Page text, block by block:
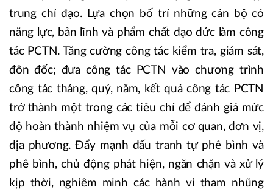
trung chỉ đạo. Lựa chọn bố trí những cán bộ có
năng lực, bản lĩnh và phẩm chất đạo đức làm công
tác PCTN. Tăng cường công tác kiểm tra, giám sát,
đôn đốc; đưa công tác PCTN vào chương trình
công tác tháng, quý, năm, kết quả công tác PCTN
trở thành một trong các tiêu chí để đánh giá mức
độ hoàn thành nhiệm vụ của mỗi cơ quan, đơn vị,
địa phương. Đẩy mạnh đấu tranh tự phê bình và
phê bình, chủ động phát hiện, ngăn chặn và xử lý
kịp thời, nghiêm minh các hành vi tham nhũng